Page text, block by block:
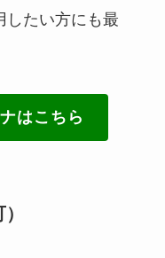
したい方にも最
はこちら